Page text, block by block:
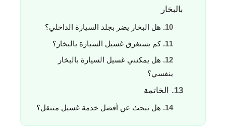
بالبخار
هل البخار يضر بجلد السيارة الداخلي؟
كم يستغرق غسيل السيارة بالبخار؟
هل يمكنني غسيل السيارة بالبخار
بنفسي؟
الخاتمة
هل تبحث عن أفضل خدمة غسيل متنقل؟